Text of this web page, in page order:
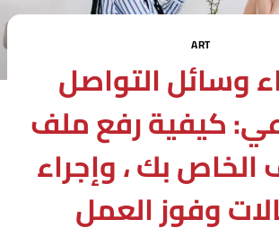
ART
وسائل التواصل
كيفية رفع ملف
الخاص بك ، وإجراء
وفوز العمل